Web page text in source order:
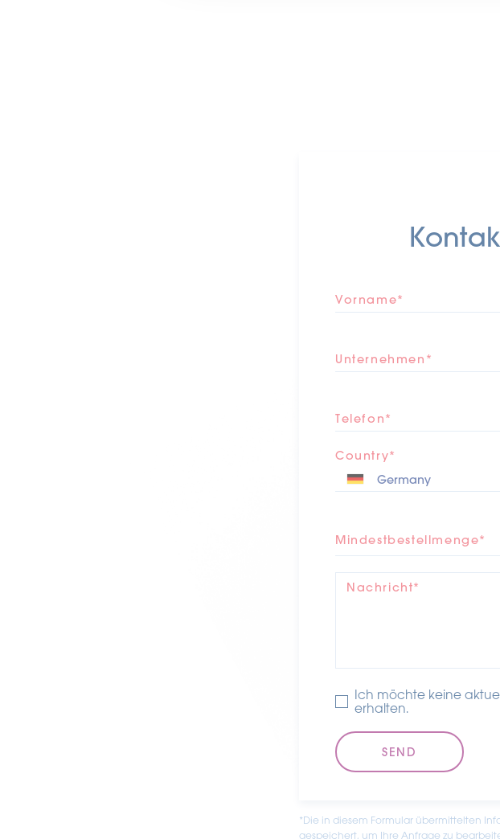
Vorname*
Unternehmen*
Telefon*
Country*
Mindestbestellmenge*
Nachricht*
Ich möchte keine
erhalten.
*Die in diesem Formular übermittelten
gespeichert, um Ihre Anfrage zu